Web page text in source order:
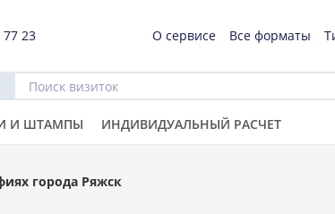
77 23 О сервисе Все форматы
И ШТАМПЫ ИНДИВИДУАЛЬНЫЙ РАСЧЕТ
города Ряжск